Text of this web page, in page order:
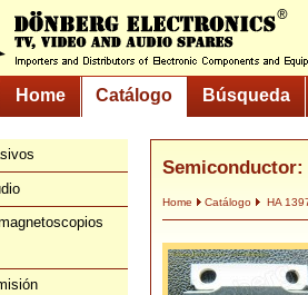
Home Catálogo Búsqueda
Semiconductor:
Home Catálogo HA